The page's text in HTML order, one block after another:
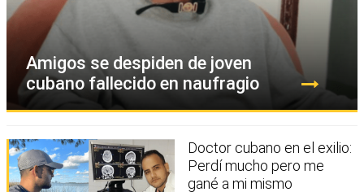
Amigos se despiden de joven
cubano fallecido en naufragio
Doctor cubano en el exilio:
Perdí mucho pero me
gané a mi mismo